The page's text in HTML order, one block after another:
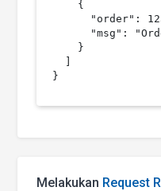
    {
"order":
"msg":
    }
Melakukan Request